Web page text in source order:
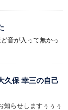
音が入って無かっ
久保 幸三の自己
知らせしますぅぅぅ